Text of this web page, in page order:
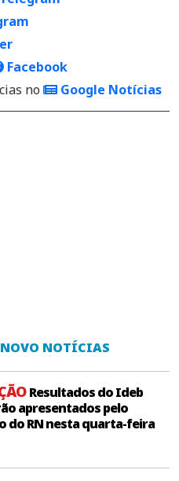
Facebook
no
Google Notícias
NOTÍCIAS
Resultados do Ideb
apresentados pelo
do RN nesta quarta-feira